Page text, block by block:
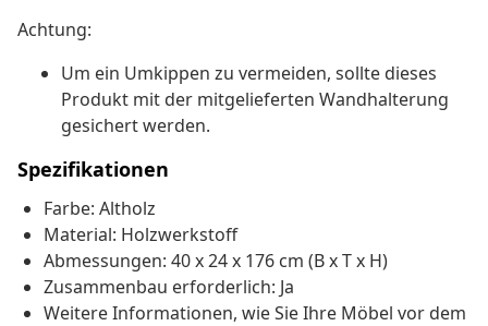
Achtung:
Um ein Umkippen zu vermeiden, sollte dieses
Produkt mit der mitgelieferten Wandhalterung
gesichert werden.
Spezifikationen
Farbe: Altholz
Material: Holzwerkstoff
Abmessungen: 40 x 24 x 176 cm (B x T x H)
Zusammenbau erforderlich: Ja
Weitere Informationen, wie Sie Ihre Möbel vor dem